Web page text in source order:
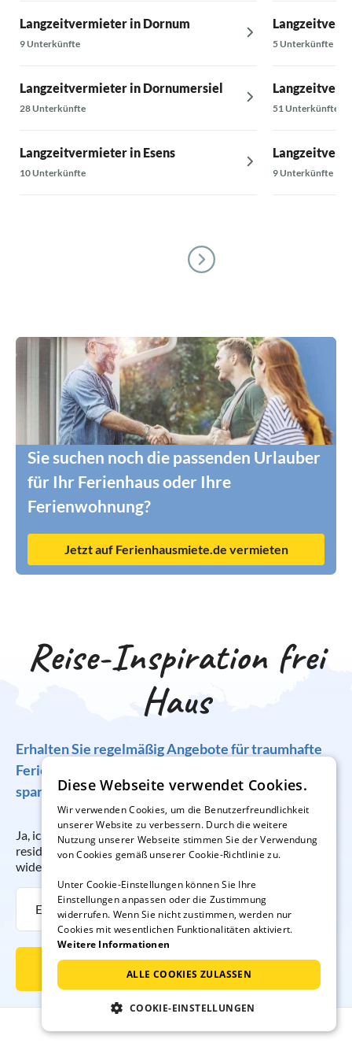
Langzeitvermieter in Dornum
9 Unterkünfte
Langzeitvermieter in Dornumersiel
28 Unterkünfte
Langzeitvermieter in Esens
10 Unterkünfte
5 Unterkünfte
51 Unterkünfte
9 Unterkünfte
Sie suchen noch die passenden Urlauber
für Ihr Ferienhaus oder Ihre
Ferienwohnung?
Jetzt auf Ferienhausmiete.de vermieten
Reise-Inspiration frei
Haus
Erhalten Sie regelmäßig Angebote für traumhafte
Ferienunterkünfte, tolle Gewinnspiele und
spannende Reisetipps!
Ja, ich möchte regelmäßig per E-Mail den Newsletter der
resido GmbH erhalten. Die Anmeldung kann ich jederzeit
widerrufen.
Newsletter abonnieren
Diese Webseite verwendet Cookies.
Wir verwenden Cookies, um die Benutzerfreundlichkeit
unserer Website zu verbessern. Durch die weitere
Nutzung unserer Webseite stimmen Sie der Verwendung
von Cookies gemäß unserer Cookie-Richtlinie zu.
Unter Cookie-Einstellungen können Sie Ihre
Einstellungen anpassen oder die Zustimmung
widerrufen. Wenn Sie nicht zustimmen, werden nur
Cookies mit wesentlichen Funktionalitäten aktiviert.
Weitere Informationen
ALLE COOKIES ZULASSEN
COOKIE-EINSTELLUNGEN